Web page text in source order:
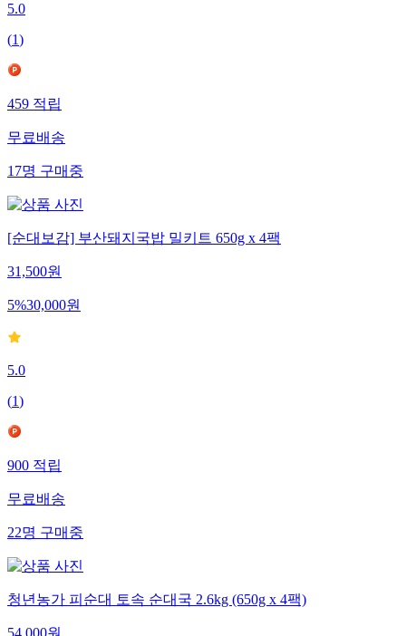
5.0
(1)
459 적립
무료배송
17명 구매중
[순대보감] 부산돼지국밥 밀키트 650g x 4팩
31,500원
5%30,000원
5.0
(1)
900 적립
무료배송
22명 구매중
청년농가 피순대 토속 순대국 2.6kg (650g x 4팩)
54,000원